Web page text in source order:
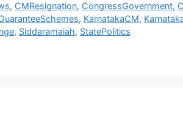
, CMResignation, CongressGovernment,
, KarnatakaCM,
, Siddaramaiah, StatePolitics